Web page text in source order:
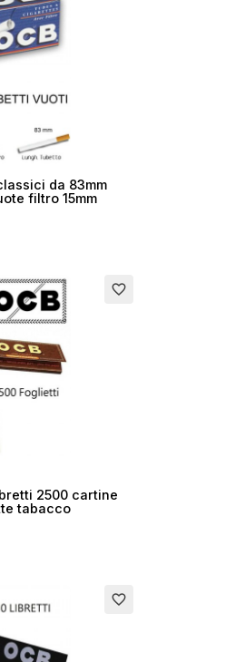
da 83mm
filtro 15mm
favorite_border
2500 cartine
tabacco
favorite_border